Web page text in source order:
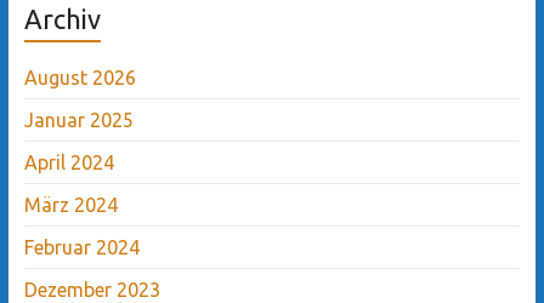
Archiv
August 2026
Januar 2025
April 2024
März 2024
Februar 2024
Dezember 2023